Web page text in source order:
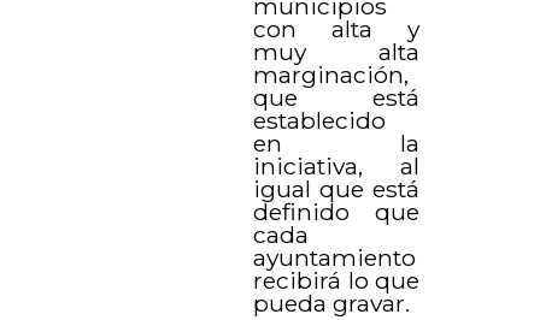
municipios
con alta y
muy alta
marginación,
que está
establecido
en la
iniciativa, al
igual que está
definido que
cada
ayuntamiento
recibirá lo que
pueda gravar.